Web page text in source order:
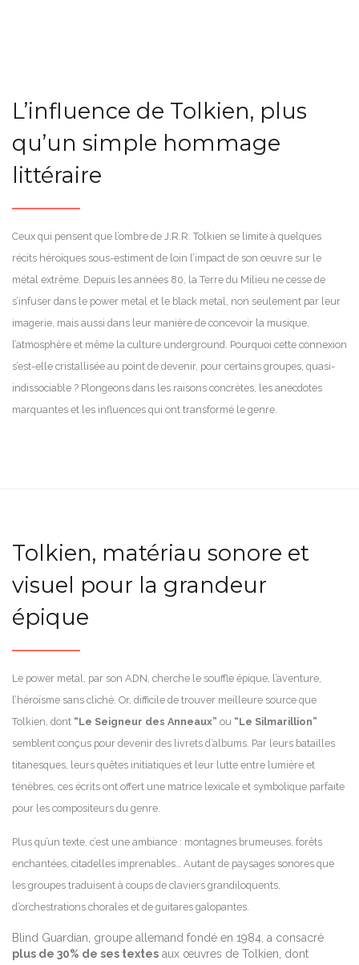
L’influence de Tolkien, plus
qu’un simple hommage
littéraire
Ceux qui pensent que l’ombre de J.R.R. Tolkien se limite à quelques
récits héroïques sous-estiment de loin l’impact de son œuvre sur le
métal extrême. Depuis les années 80, la Terre du Milieu ne cesse de
s’infuser dans le power metal et le black metal, non seulement par leur
imagerie, mais aussi dans leur manière de concevoir la musique,
l’atmosphère et même la culture underground. Pourquoi cette connexion
s’est-elle cristallisée au point de devenir, pour certains groupes, quasi-
indissociable ? Plongeons dans les raisons concrètes, les anecdotes
marquantes et les influences qui ont transformé le genre.
Tolkien, matériau sonore et
visuel pour la grandeur
épique
Le power metal, par son ADN, cherche le souffle épique, l’aventure,
l’héroïsme sans cliché. Or, difficile de trouver meilleure source que
Tolkien, dont “Le Seigneur des Anneaux” ou “Le Silmarillion”
semblent conçus pour devenir des livrets d’albums. Par leurs batailles
titanesques, leurs quêtes initiatiques et leur lutte entre lumière et
ténèbres, ces écrits ont offert une matrice lexicale et symbolique parfaite
pour les compositeurs du genre.
Plus qu’un texte, c’est une ambiance : montagnes brumeuses, forêts
enchantées, citadelles imprenables… Autant de paysages sonores que
les groupes traduisent à coups de claviers grandiloquents,
d’orchestrations chorales et de guitares galopantes.
Blind Guardian, groupe allemand fondé en 1984, a consacré
plus de 30% de ses textes aux œuvres de Tolkien, dont